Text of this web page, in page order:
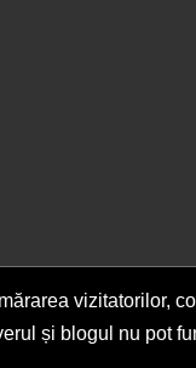
vizitatorilor,
și blogul nu pot